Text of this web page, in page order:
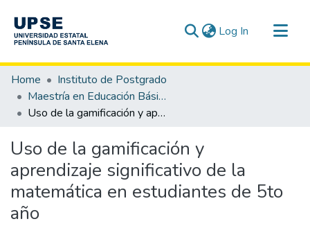
Log In (current)
Communities & Collections
All of DSpace
Statistics
Home
Instituto de Postgrado
Maestría en Educación Básica
Uso de la gamificación y aprendizaje significativo de la matemática en estudiantes de 5to año
Uso de la gamificación y
aprendizaje significativo de la
matemática en estudiantes de 5to
año